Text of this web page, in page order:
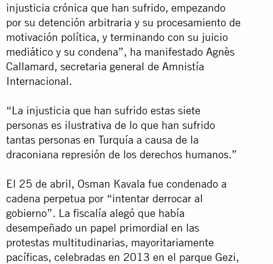
injusticia crónica que han sufrido, empezando
por su detención arbitraria y su procesamiento de
motivación política, y terminando con su juicio
mediático y su condena”, ha manifestado Agnès
Callamard, secretaria general de Amnistía
Internacional.
“La injusticia que han sufrido estas siete
personas es ilustrativa de lo que han sufrido
tantas personas en Turquía a causa de la
draconiana represión de los derechos humanos.”
El 25 de abril, Osman Kavala fue condenado a
cadena perpetua por “intentar derrocar al
gobierno”. La fiscalía alegó que había
desempeñado un papel primordial en las
protestas multitudinarias, mayoritariamente
pacíficas, celebradas en 2013 en el parque Gezi,